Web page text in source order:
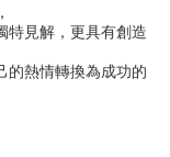
特見解，更具有創造
的熱情轉換為成功的